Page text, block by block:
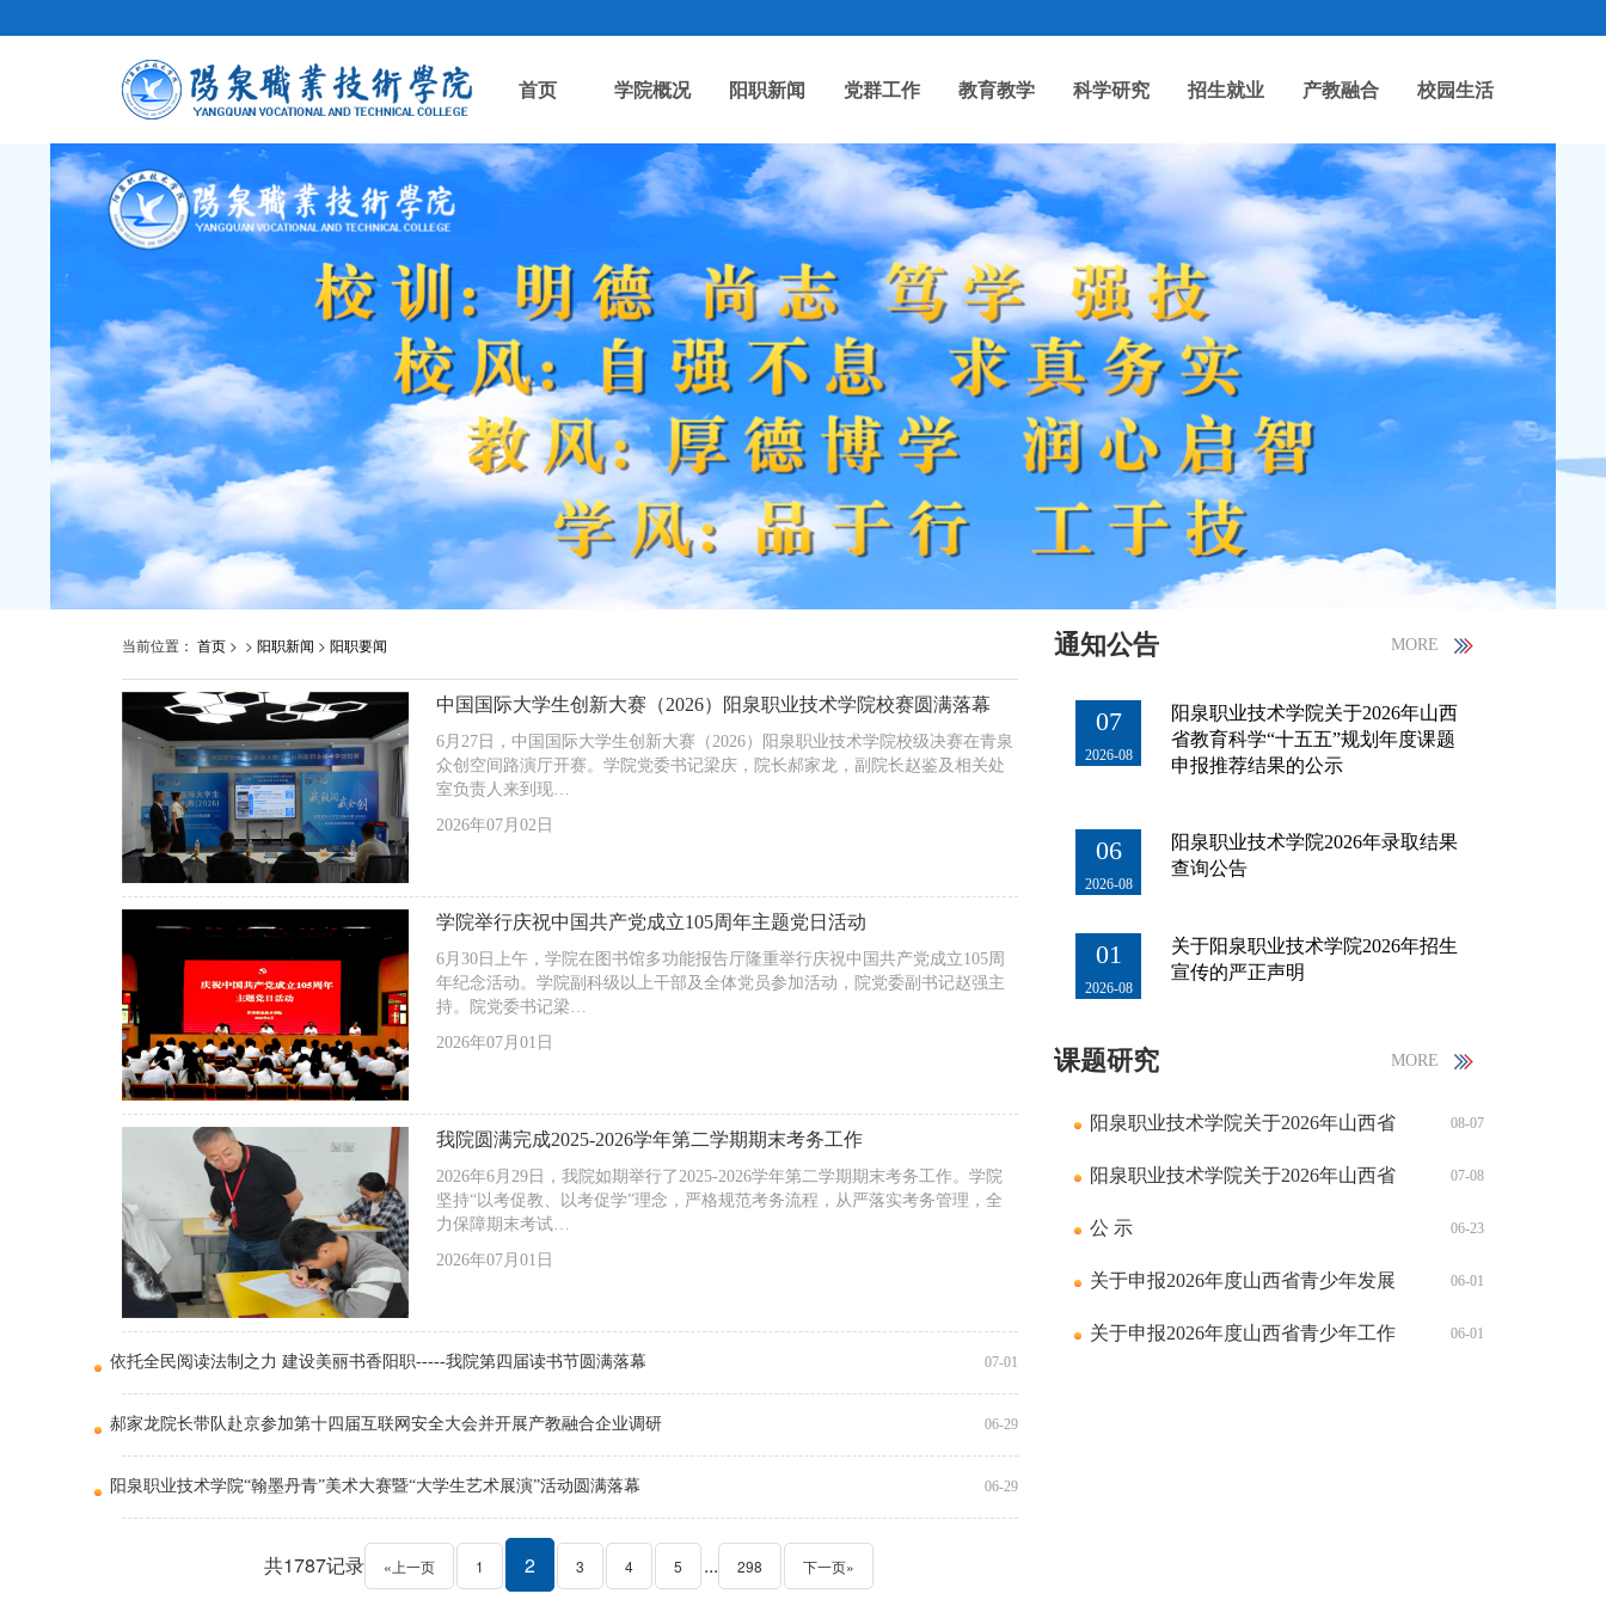
首页 学院概况 阳职新闻 党群工作 教育教学 科学研究 招生就业 产教融合 校园生活
当前位置： 首页 > > 阳职新闻 > 阳职要闻
中国国际大学生创新大赛（2026）阳泉职业技术学院校赛圆满落幕
6月27日，中国国际大学生创新大赛（2026）阳泉职业技术学院校级决赛在青泉
众创空间路演厅开赛。学院党委书记梁庆，院长郝家龙，副院长赵鉴及相关处
室负责人来到现…
2026年07月02日
学院举行庆祝中国共产党成立105周年主题党日活动
6月30日上午，学院在图书馆多功能报告厅隆重举行庆祝中国共产党成立105周
年纪念活动。学院副科级以上干部及全体党员参加活动，院党委副书记赵强主
持。院党委书记梁…
2026年07月01日
我院圆满完成2025-2026学年第二学期期末考务工作
2026年6月29日，我院如期举行了2025-2026学年第二学期期末考务工作。学院
坚持“以考促教、以考促学”理念，严格规范考务流程，从严落实考务管理，全
力保障期末考试…
2026年07月01日
依托全民阅读法制之力 建设美丽书香阳职-----我院第四届读书节圆满落幕 07-01
郝家龙院长带队赴京参加第十四届互联网安全大会并开展产教融合企业调研 06-29
阳泉职业技术学院“翰墨丹青”美术大赛暨“大学生艺术展演”活动圆满落幕 06-29
共1787记录 «上一页 1 2 3 4 5 ... 298 下一页»
通知公告 MORE
07
2026-08
阳泉职业技术学院关于2026年山西
省教育科学“十五五”规划年度课题
申报推荐结果的公示
06
2026-08
阳泉职业技术学院2026年录取结果
查询公告
01
2026-08
关于阳泉职业技术学院2026年招生
宣传的严正声明
课题研究 MORE
阳泉职业技术学院关于2026年山西省
教育科学“十五五”规划年度课题申报
推荐结果的公示
08-07
阳泉职业技术学院关于2026年山西省
高等学校哲学社会科学研究项目(思
想政治教育专项)申报推荐结果的公
示
07-08
公 示 06-23
关于申报2026年度山西省青少年发展
研究课题的通知
06-01
关于申报2026年度山西省青少年工作 06-01